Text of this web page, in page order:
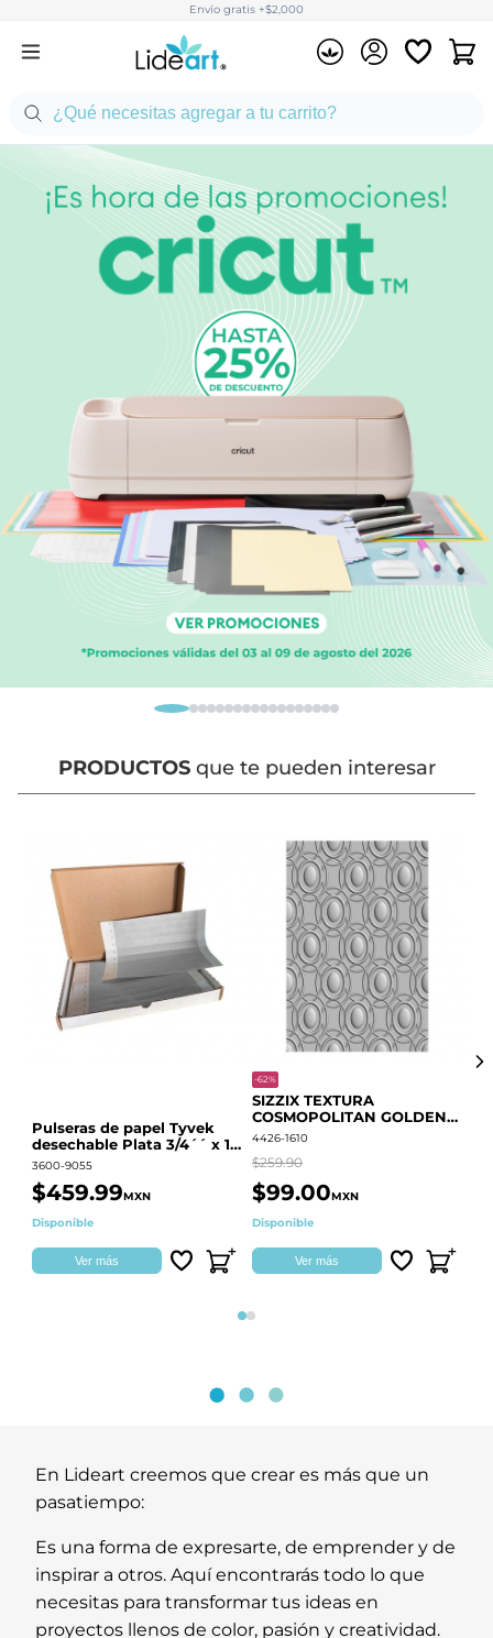
Envío gratis +$2,000
PRODUCTOSque te pueden interesar
Pulseras de papel Tyvek
desechable Plata 3/4´´ x 10
´´
3600-9055
$459.99MXN
Disponible
Ver más
-62%
SIZZIX TEXTURA
COSMOPOLITAN GOLDEN
RINGS S.PARK 666700
4426-1610
$259.90
$99.00MXN
Disponible
Ver más
Página 1
Página 2
En Lideart creemos que crear es más que un
pasatiempo:
Es una forma de expresarte, de emprender y de
inspirar a otros. Aquí encontrarás todo lo que
necesitas para transformar tus ideas en
proyectos llenos de color, pasión y creatividad.